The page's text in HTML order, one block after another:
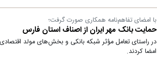
با امضای تفاهم‌نامه همکاری صورت گرفت؛
حمایت بانک مهر ایران از اصناف استان فارس
در راستای تعامل مؤثر شبکه بانکی و بخش‌های مولد
امضا کردند.